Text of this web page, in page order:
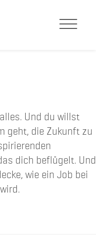
Und du willst
geht, die Zukunft zu
dich beflügelt. Und
wie ein Job bei